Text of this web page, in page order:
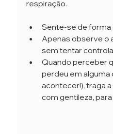
respiração.
Sente-se de forma
Apenas observe o
sem tentar
Quando perceber
perdeu em alguma
acontecer!), traga
com gentileza,